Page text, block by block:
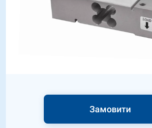
Замовити